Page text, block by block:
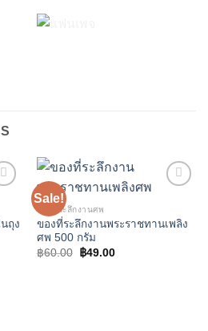
ถุง
Sale!
ของที่ระลึกงานศพ
ของที่ระลึกงานพระราชทานเพลิง
ศพ 500 กรัม
฿60.00
Original
price
฿49.00Current